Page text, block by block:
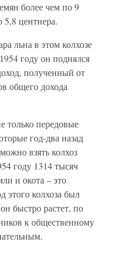
более чем по 9
5,8 центнера.
льна в этом колхозе
году он поднялся
полученный от
общего дохода
передовые
год-два назад
взять колхоз
году 1314 тысяч
и окота – это
этого колхоза был
быстро растет, по
к общественному